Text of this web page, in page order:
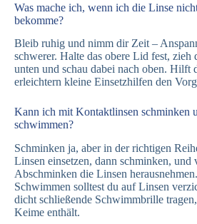
Was mache ich, wenn ich die Linse
bekomme?
Bleib ruhig und nimm dir Zeit –
schwerer. Halte das obere Lid fest, zieh
unten und schau dabei nach oben. Hilft
erleichtern kleine Einsetzhilfen den
Kann ich mit Kontaktlinsen schminken
schwimmen?
Schminken ja, aber in der richtigen
Linsen einsetzen, dann schminken, und
Abschminken die Linsen
Schwimmen solltest du auf Linsen
dicht schließende Schwimmbrille
Keime enthält.